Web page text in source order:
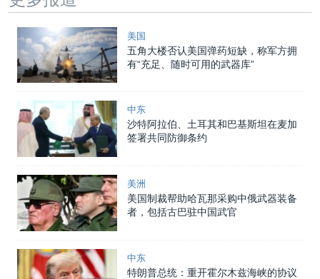
美国
五角大楼否认美国弹药短缺，称军方拥
有“充足、随时可用的武器库”
中东
沙特阿拉伯、土耳其和巴基斯坦在麦加
签署共同防御条约
美洲
美国制裁帮助哈瓦那采购中俄武器装备
者，包括古巴驻中国武官
中东
特朗普总统：重开霍尔木兹海峡的协议